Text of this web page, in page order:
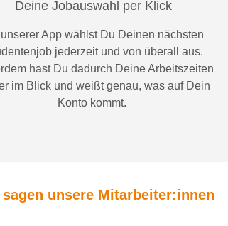
Deine Jobauswahl per Klick
unserer App wählst Du Deinen nächsten
jederzeit und von überall aus.
hast Du dadurch Deine Arbeitszeiten
imBlick und weißtgenau, was auf Dein
Konto kommt.
sagen unsere Mitarbeiter:innen